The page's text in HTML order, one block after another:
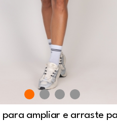
ampliar e arraste